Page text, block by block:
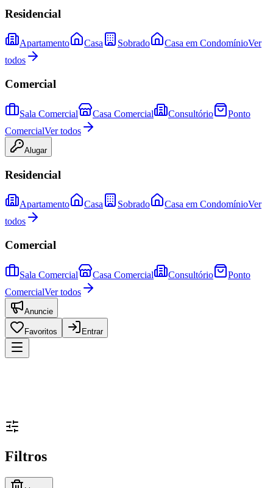
Residencial
Apartamento Casa Sobrado Casa em CondomínioVer
todos
Comercial
Sala Comercial Casa Comercial Consultório
Ponto
ComercialVer todos
Alugar
Residencial
Apartamento Casa Sobrado Casa em CondomínioVer
todos
Comercial
Sala Comercial Casa Comercial Consultório
Ponto
ComercialVer todos
Anuncie
Favoritos Entrar
Filtros